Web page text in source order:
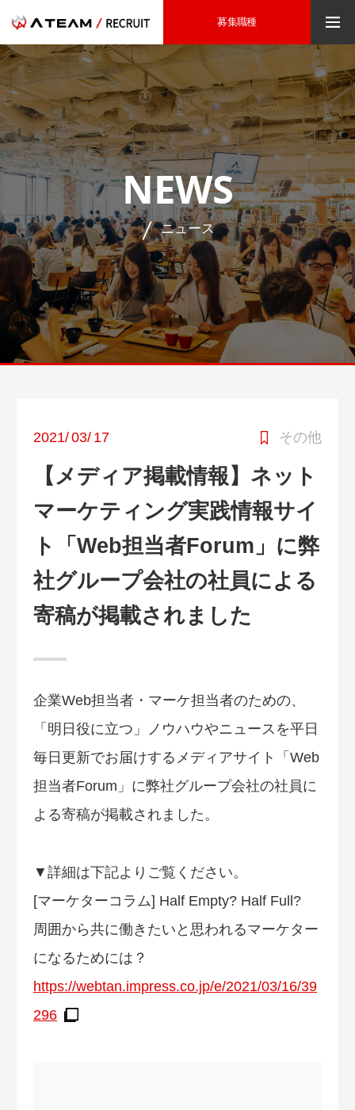
募集職種
NEWS
ニュース
その他
2021/03/ 17
【メディア掲載情報】ネット
マーケティング実践情報サイ
ト「Web担当者Forum」に弊
社グループ会社の社員による
寄稿が掲載されました
企業Web担当者・マーケ担当者のための、
「明日役に立つ」ノウハウやニュースを平日
毎日更新でお届けするメディアサイト「Web
担当者Forum」に弊社グループ会社の社員に
よる寄稿が掲載されました。
▼詳細は下記よりご覧ください。
[マーケターコラム] Half Empty? Half Full?
周囲から共に働きたいと思われるマーケター
になるためには？
https://webtan.impress.co.jp/e/2021/03/16/39
296